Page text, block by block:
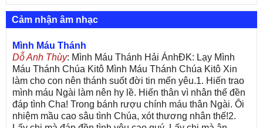
Cảm nhận âm nhạc
Mình Máu Thánh
Dỗ Anh Thùy: Mình Máu Thánh Hải ÁnhĐK: Lạy Mình
Máu Thánh Chúa Kitô Mình Máu Thánh Chúa Kitô Xin
làm cho con nên thánh suốt đời tin mến yêu.1. Hiến trao
mình máu Ngài làm nên hy lề. Hiến thân vì nhân thế đền
đáp tình Cha! Trong bánh rượu chính máu thân Ngài. Ôi
nhiệm mầu cao sâu tình Chúa, xót thương nhân thế!2.